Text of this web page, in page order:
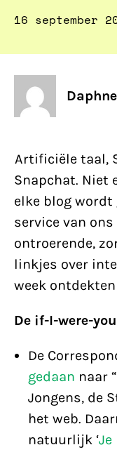
16 september
Artificiële taal,
Snapchat. Niet
elke blog wordt
service van
ontroerende,
linkjes over
week
De if-I-were-
De
gedaan naar
Jongens, de
het web.
natuurlijk ‘Je